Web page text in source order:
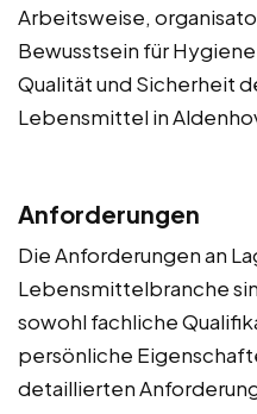
Arbeitsweise,
Bewusstsein für
Qualität und Sicherheit
Lebensmittel in
Anforderungen
Die Anforderungen an
Lebensmittelbranche
sowohl fachliche
persönliche
detaillierten